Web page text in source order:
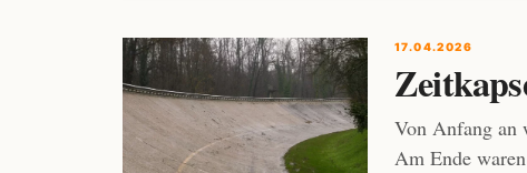
17.04.2026
Von Anfang an
Am Ende